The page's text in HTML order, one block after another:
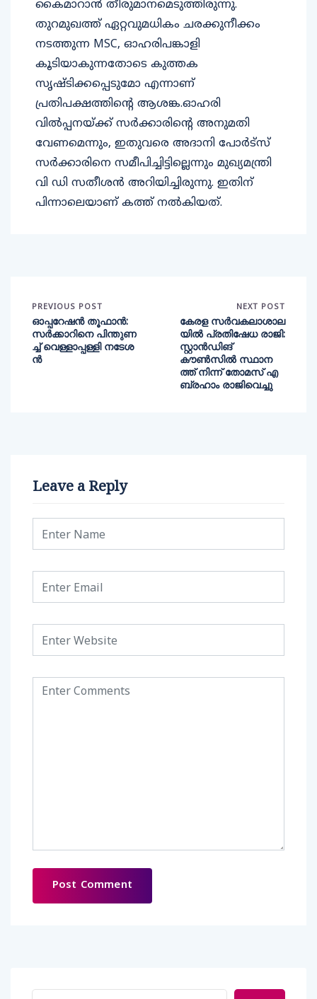
കൈമാറാൻ തീരുമാനമെടുത്തിരുന്നു.
തുറമുഖത്ത് ഏറ്റവുമധികം ചരക്കുനീക്കം
നടത്തുന്ന MSC, ഓഹരിപങ്കാളി
കൂടിയാകുന്നതോടെ കുത്തക
സൃഷ്ടിക്കപ്പെടുമോ എന്നാണ്
പ്രതിപക്ഷത്തിന്റെ ആശങ്ക.ഓഹരി
വിൽപ്പനയ്ക്ക് സർക്കാരിന്റെ അനുമതി
വേണമെന്നും, ഇതുവരെ അദാനി പോർട്സ്
സർക്കാരിനെ സമീപിച്ചിട്ടില്ലെന്നും മുഖ്യമന്ത്രി
വി ഡി സതീശൻ അറിയിച്ചിരുന്നു. ഇതിന്
പിന്നാലെയാണ് കത്ത് നൽകിയത്.
PREVIOUS POST
ഓപ്പറേഷന്‍ തൂഫാന്‍:
സര്‍ക്കാറിനെ പിന്തുണ
ച്ച് വെള്ളാപ്പള്ളി നടേശ
ൻ
NEXT POST
കേരള സർവകലാശാല
യിൽ പ്രതിഷേധ രാജി:
സ്റ്റാൻഡിങ്
കൗണ്‍സില്‍ സ്ഥാന
ത്ത് നിന്ന് തോമസ് എ
ബ്രഹാം രാജിവെച്ചു
Leave a Reply